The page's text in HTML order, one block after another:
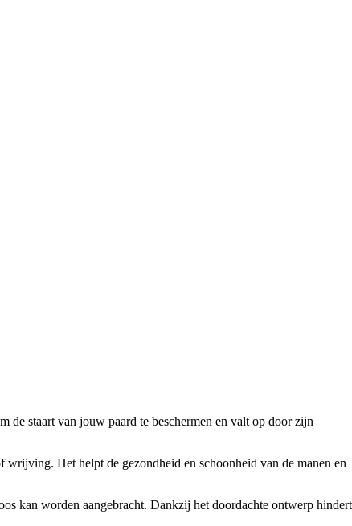
de staart van jouw paard te beschermen en valt op door zijn
wrijving. Het helpt de gezondheid en schoonheid van de manen en
kan worden aangebracht. Dankzij het doordachte ontwerp hindert